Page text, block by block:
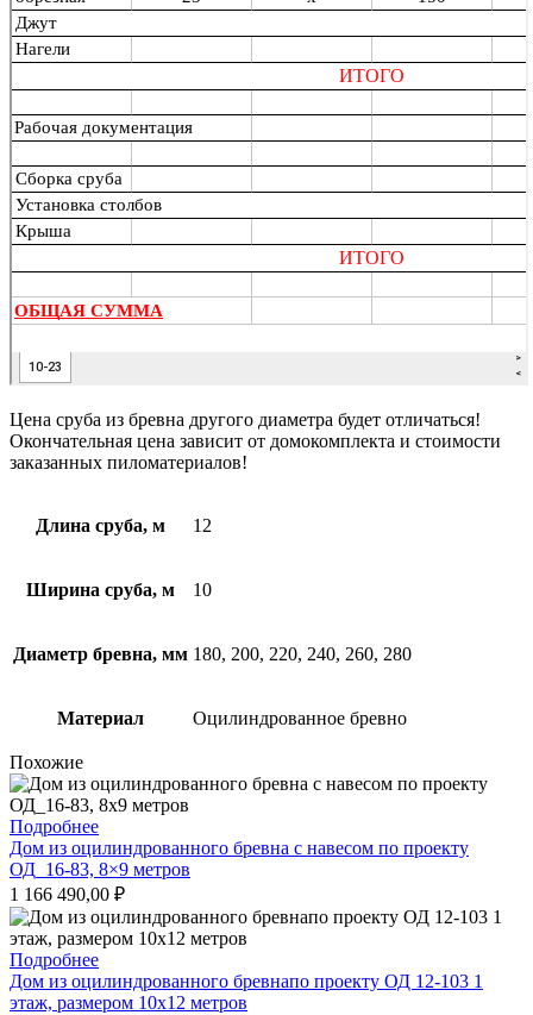
Цена сруба из бревна другого диаметра будет отличаться!
Окончательная цена зависит от домокомплекта и стоимости
заказанных пиломатериалов!
Длина сруба, м 12
Ширина сруба, м 10
Диаметр бревна, мм 180, 200, 220, 240, 260, 280
Материал Оцилиндрованное бревно
Похожие
Подробнее
Дом из оцилиндрованного бревна с навесом по проекту
ОД_16-83, 8×9 метров
1 166 490,00 ₽
Подробнее
Дом из оцилиндрованного бревнапо проекту ОД 12-103 1
этаж, размером 10х12 метров